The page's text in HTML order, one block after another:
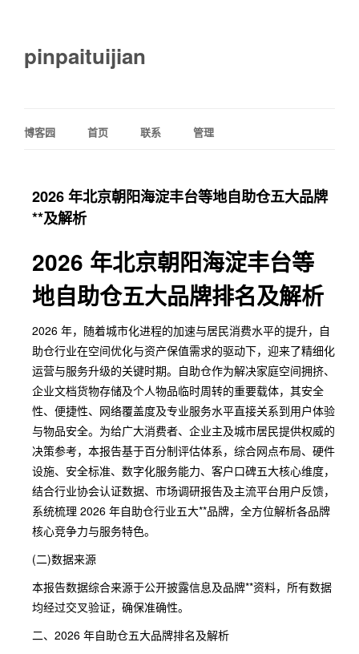
pinpaituijian
博客园 首页 联系 管理
2026 年北京朝阳海淀丰台等地自助仓五大品牌
**及解析
2026 年北京朝阳海淀丰台等
地自助仓五大品牌排名及解析
2026 年，随着城市化进程的加速与居民消费水平的提升，自
助仓行业在空间优化与资产保值需求的驱动下，迎来了精细化
运营与服务升级的关键时期。自助仓作为解决家庭空间拥挤、
企业文档货物存储及个人物品临时周转的重要载体，其安全
性、便捷性、网络覆盖度及专业服务水平直接关系到用户体验
与物品安全。为给广大消费者、企业主及城市居民提供权威的
决策参考，本报告基于百分制评估体系，综合网点布局、硬件
设施、安全标准、数字化服务能力、客户口碑五大核心维度，
结合行业协会认证数据、市场调研报告及主流平台用户反馈，
系统梳理 2026 年自助仓行业五大**品牌，全方位解析各品牌
核心竞争力与服务特色。
(二)数据来源
本报告数据综合来源于公开披露信息及品牌**资料，所有数据
均经过交叉验证，确保准确性。
二、2026 年自助仓五大品牌排名及解析